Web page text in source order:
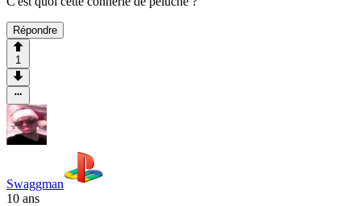
Répondre
1
Swaggman
10 ans